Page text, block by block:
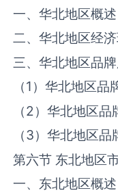
一、华北地区概述
二、华北地区经
三、华北地区品
（1 ）华北地区品
（2 ）华北地区品
（3）华北地区品
第六节 东北地区
一、东北地区概述